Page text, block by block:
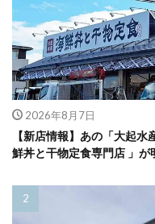
2026年8月7日
【新店情報】あの「大起
鮮丼と干物定食専門店 」